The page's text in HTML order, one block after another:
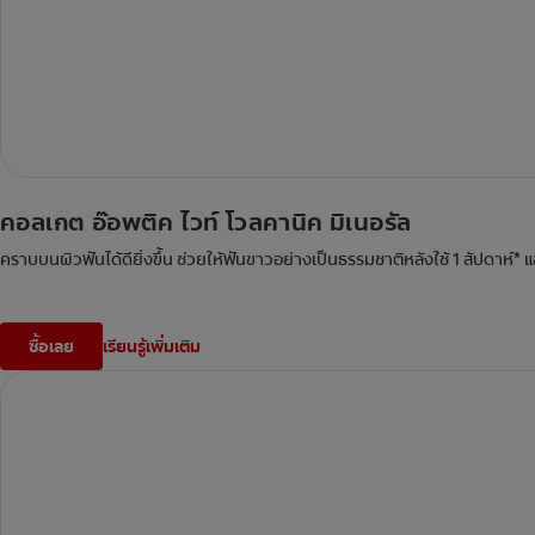
คอลเกต อ๊อพติค ไวท์ โวลคานิค มิเนอรัล
คราบบนผิวฟันได้ดียิ่งขึ้น ช่วยให้ฟันขาวอย่างเป็นธรรมชาติหลังใช้ 1 สัปดาห์*
ซื้อเลย เรียนรู้เพิ่มเติม